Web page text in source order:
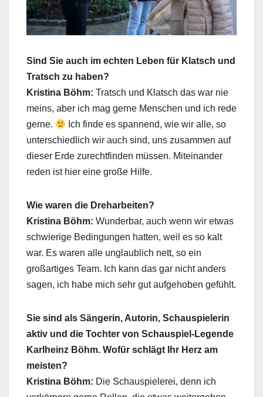
Sind Sie auch im echten Leben für Klatsch und
Tratsch zu haben?
Kristina Böhm: Tratsch und Klatsch das war nie
meins, aber ich mag gerne Menschen und ich rede
gerne.
Ich finde es spannend, wie wir alle, so
unterschiedlich wir auch sind, uns zusammen auf
dieser Erde zurechtfinden müssen. Miteinander
reden ist hier eine große Hilfe.
Wie waren die Dreharbeiten?
Kristina Böhm: Wunderbar, auch wenn wir etwas
schwierige Bedingungen hatten, weil es so kalt
war. Es waren alle unglaublich nett, so ein
großartiges Team. Ich kann das gar nicht anders
sagen, ich habe mich sehr gut aufgehoben gefühlt.
Sie sind als Sängerin, Autorin, Schauspielerin
aktiv und die Tochter von Schauspiel-Legende
Karlheinz Böhm. Wofür schlägt Ihr Herz am
meisten?
Kristina Böhm: Die Schauspielerei, denn ich